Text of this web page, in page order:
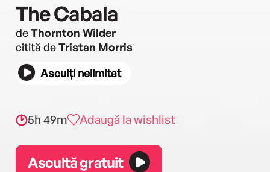
The Cabala
deThornton Wilder
citită deTristan Morris
Asculți nelimitat
5h 49m Adaugă la wishlist
Ascultă gratuit